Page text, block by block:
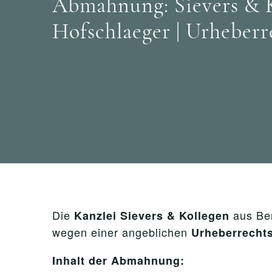
Hofschlaeger |
Die Kanzlei Sievers & Kollegen aus
wegen einer angeblichen
Inhalt der Abmahnung: